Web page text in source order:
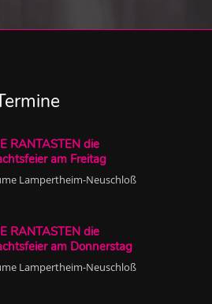
RANTASTEN die
am Freitag
Lampertheim-Neuschloß
RANTASTEN die
am Donnerstag
Lampertheim-Neuschloß